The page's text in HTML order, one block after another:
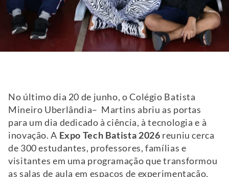
No último dia 20 de junho, o Colégio Batista
Mineiro Uberlândia– Martins abriu as portas
para um dia dedicado à ciência, à tecnologia e à
inovação. A Expo Tech Batista 2026 reuniu cerca
de 300 estudantes, professores, famílias e
visitantes em uma programação que transformou
as salas de aula em espaços de experimentação,